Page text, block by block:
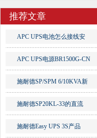
推荐文章
APC UPS电池怎么接线安
APC UPS电源BR1500G-CN
施耐德SP/SPM 6/10KVA新
施耐德SP20KL-33的直流
施耐德Easy UPS 3S产品